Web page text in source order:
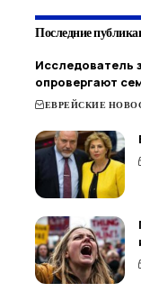
Последние
Исследователь
опровергают
ЕВРЕЙСКИЕ